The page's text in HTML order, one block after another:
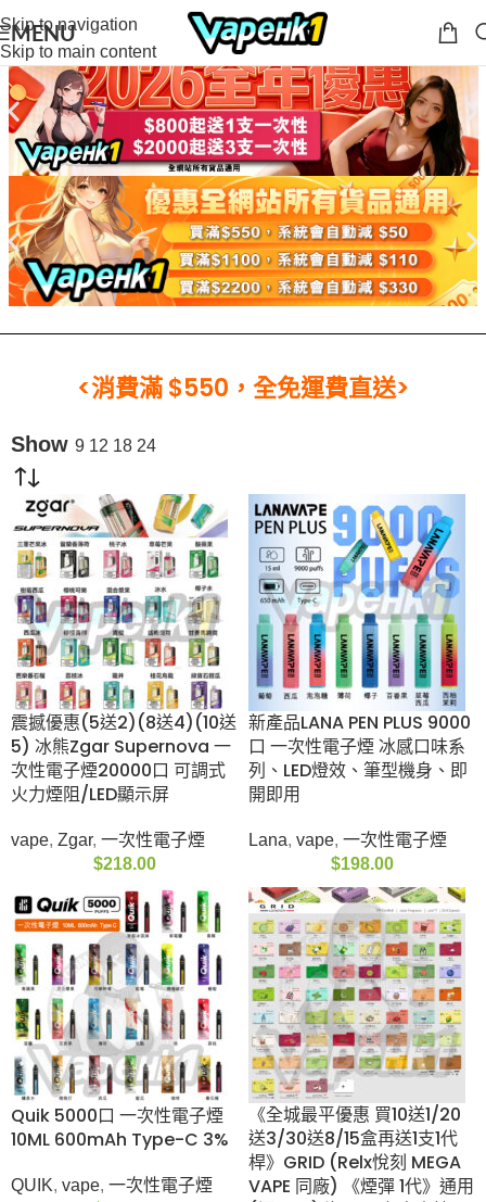
Skip to navigation
Skip to main content
MENU
<消費滿 $550，全免運費直送>
Show 9121824
震撼優惠(5送2)(8送
4)(10送5) 冰熊Zgar
Supernova 一次性電
力煙阻/LED顯示屏
vape, Zgar, 一次性電子
煙
$218.00
新產品LANA PEN PLUS
9000口 一次性電子煙
冰感口味系列、LED燈
用
Lana, vape, 一次性電
子煙
$198.00